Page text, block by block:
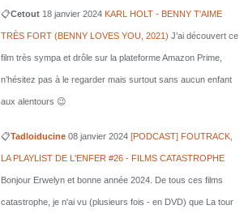
📋Cetout 18 janvier 2024 KARL HOLT - BENNY T'AIME
TRÈS FORT (BENNY LOVES YOU, 2021) J’ai découvert ce
film très sympa et drôle sur la plateforme Amazon Prime,
n’hésitez pas à le regarder mais surtout sans aucun enfant
aux alentours 😉
📋Tadloiducine 08 janvier 2024 [PODCAST] FOUTRACK,
LA PLAYLIST DE L'ENFER #26 - FILMS CATASTROPHE
Bonjour Erwelyn et bonne année 2024. De tous ces films
catastrophe, je n'ai vu (plusieurs fois - en DVD) que La tour